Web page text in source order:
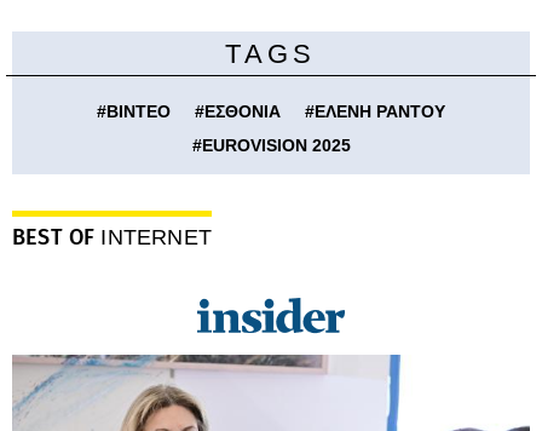
TAGS
#ΒΙΝΤΕΟ #ΕΣΘΟΝΙΑ #ΕΛΕΝΗ ΡΑΝΤΟΥ
#EUROVISION 2025
BEST OF INTERNET